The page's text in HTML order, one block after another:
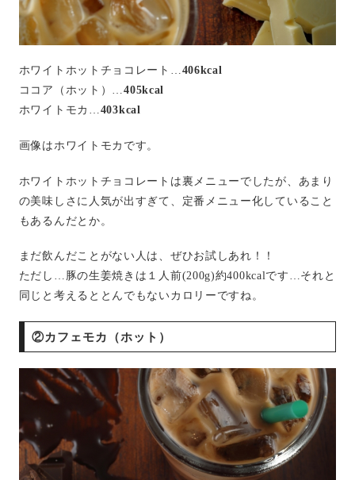
ホワイトホットチョコレート…406kcal
ココア（ホット）…405kcal
ホワイトモカ…403kcal
画像はホワイトモカです。
ホワイトホットチョコレートは裏メニューでしたが、あまり
の美味しさに人気が出すぎて、定番メニュー化していること
もあるんだとか。
まだ飲んだことがない人は、ぜひお試しあれ！！
ただし…豚の生姜焼きは１人前(200g)約400kcalです…それと
同じと考えるととんでもないカロリーですね。
②カフェモカ（ホット）